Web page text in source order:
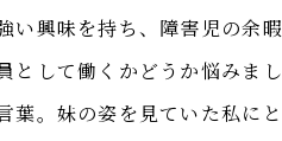
い興味を持ち、障害児の余暇
として働くかどうか悩みまし
葉。妹の姿を見ていた私にと